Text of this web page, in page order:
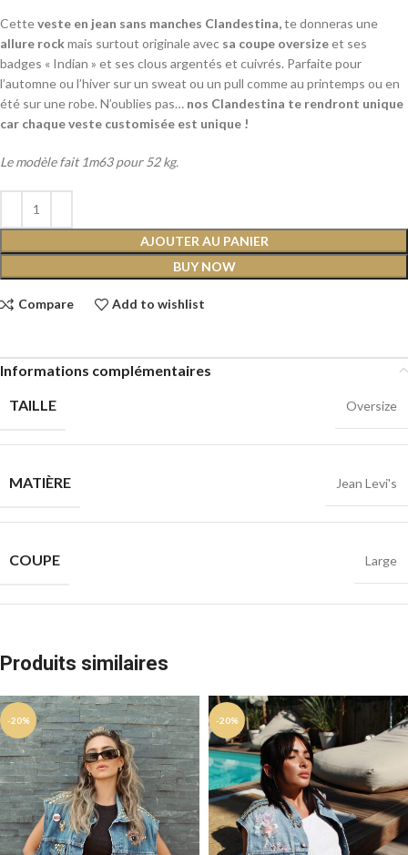
Cetteveste en jean sans manches Clandestina,te donneras une
allure rockmais surtout originale avec sa coupe oversizeet ses
badges « Indian » et ses clous argentés et cuivrés. Parfaite pour
l’automne ou l’hiver sur un sweat ou un pull comme au printemps ou en
été sur une robe. N’oublies pas… nos Clandestina te rendront unique
car chaque veste customisée est unique !
Le modèle fait 1m63 pour 52 kg.
AJOUTER AU PANIER
BUY NOW
Compare Add to wishlist
Informations complémentaires
TAILLE
Oversize
MATIÈRE Jean Levi's
COUPE Large
Produits similaires
-20% -20%